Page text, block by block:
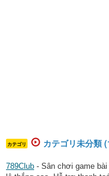
カテゴリ カテゴリ未分類
789Club - Sân chơi game